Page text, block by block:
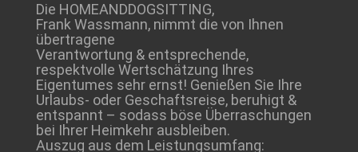
Die HOMEANDDOGSITTING,
Frank Wassmann, nimmt die von Ihnen
übertragene
Verantwortung & entsprechende,
respektvolle Wertschätzung Ihres
Eigentumes sehr ernst! Genießen Sie Ihre
Urlaubs- oder Geschaftsreise, beruhigt &
entspannt – sodass böse Überraschungen
bei Ihrer Heimkehr ausbleiben.
Auszug aus dem Leistungsumfang: